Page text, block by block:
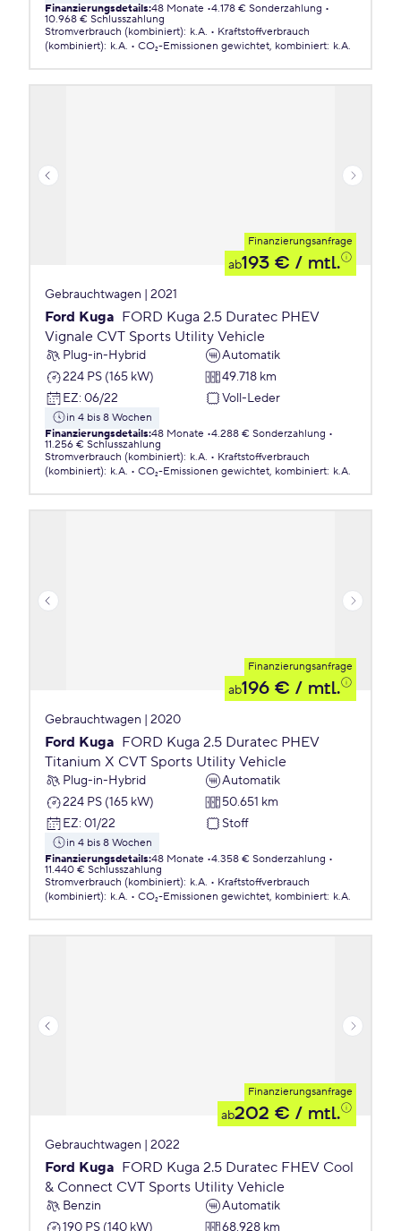
Finanzierungsdetails:48 Monate 4.178 € Sonderzahlung
10.968 € Schlusszahlung
Stromverbrauch (kombiniert): k.A.
Kraftstoffverbrauch
(kombiniert): k.A. CO₂-Emissionen gewichtet, kombiniert: k.A.
Finanzierungsanfrage
ab193 € / mtl.
Gebrauchtwagen | 2021
Ford Kuga FORD Kuga 2.5 Duratec PHEV
Vignale CVT Sports Utility Vehicle
Plug-in-Hybrid
Automatik
224 PS (165 kW)
49.718 km
EZ: 06/22 Voll-Leder
in 4 bis 8 Wochen
Finanzierungsdetails:48 Monate 4.288 € Sonderzahlung
11.256 € Schlusszahlung
Stromverbrauch (kombiniert): k.A.
Kraftstoffverbrauch
(kombiniert): k.A. CO₂-Emissionen gewichtet, kombiniert: k.A.
Finanzierungsanfrage
ab196 € / mtl.
Gebrauchtwagen | 2020
Ford Kuga FORD Kuga 2.5 Duratec PHEV
Titanium X CVT Sports Utility Vehicle
Plug-in-Hybrid
Automatik
224 PS (165 kW)
50.651 km
EZ: 01/22 Stoff
in 4 bis 8 Wochen
Finanzierungsdetails:48 Monate 4.358 € Sonderzahlung
11.440 € Schlusszahlung
Stromverbrauch (kombiniert): k.A.
Kraftstoffverbrauch
(kombiniert): k.A. CO₂-Emissionen gewichtet, kombiniert: k.A.
Finanzierungsanfrage
ab202 € / mtl.
Gebrauchtwagen | 2022
Ford Kuga FORD Kuga 2.5 Duratec FHEV Cool
& Connect CVT Sports Utility Vehicle
Benzin
Automatik
190 PS (140 kW)
68.928 km